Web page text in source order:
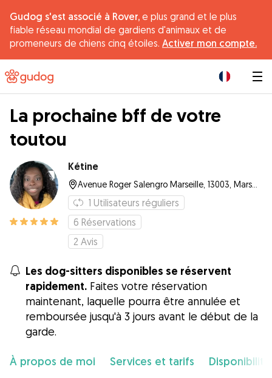
Gudog s'est associé à Rover, e plus grand et le plus
fiable réseau mondial de gardiens d'animaux et de
promeneurs de chiens cinq étoiles. Activer mon compte.
La prochaine bff de votre
toutou
Kétine
1 Utilisateurs réguliers
6 Réservations
2 Avis
Les dog-sitters disponibles se réservent
rapidement. Faites votre réservation
maintenant, laquelle pourra être annulée et
remboursée jusqu'à 3 jours avant le début de la
garde.
À propos de moi Services et tarifs Disponibilité